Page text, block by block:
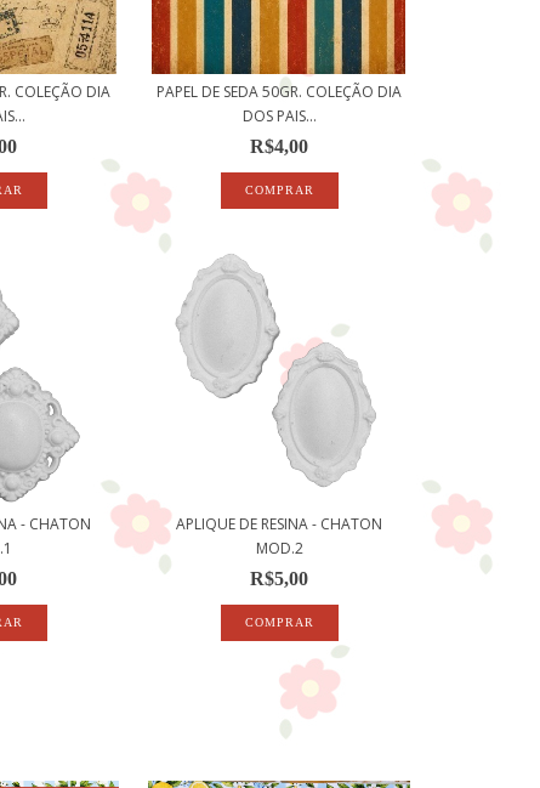
COLEÇÃO DIA
PAPEL DE SEDA 50GR. COLEÇÃO DIA
DOS PAIS...
R$4,00
- CHATON
APLIQUE DE RESINA - CHATON
MOD.2
R$5,00